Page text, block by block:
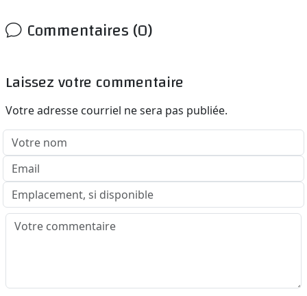
Commentaires (0)
Laissez votre commentaire
Votre adresse courriel ne sera pas publiée.